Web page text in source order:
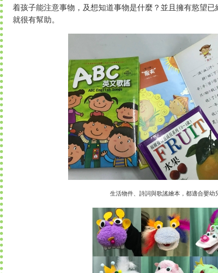
着孩子能注意事物，及想知道事物是什麼？並且擁有慾望
就很有幫助。
生活物件、詩詞與歌謠繪本，都適合嬰幼